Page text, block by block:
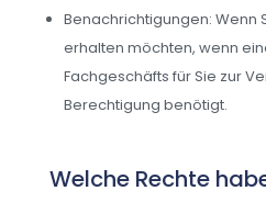
Benachrichtigungen: Wenn
erhalten möchten, wenn
Fachgeschäfts für Sie zur
Berechtigung benötigt.
Welche Rechte